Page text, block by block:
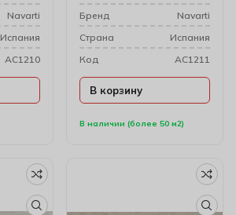
Navarti
Испания
AC1210
В наличии (более 50 м2)
Бренд
Navarti
Cтрана
Испания
Код
AC1211
В корзину